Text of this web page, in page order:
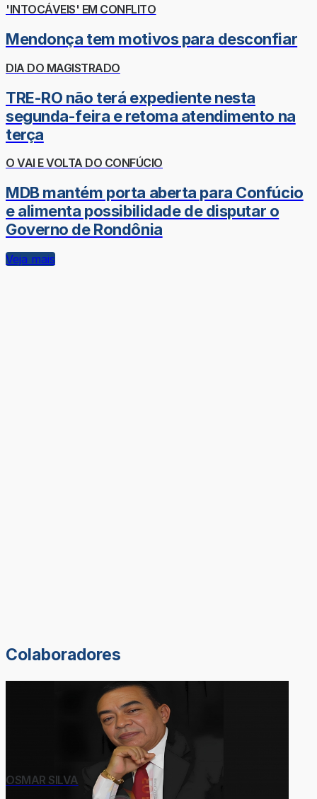
'INTOCÁVEIS' EM CONFLITO
Mendonça tem motivos para desconfiar
DIA DO MAGISTRADO
TRE-RO não terá expediente nesta
segunda-feira e retoma atendimento na
terça
O VAI E VOLTA DO CONFÚCIO
MDB mantém porta aberta para Confúcio
e alimenta possibilidade de disputar o
Governo de Rondônia
Veja mais
Colaboradores
OSMAR SILVA